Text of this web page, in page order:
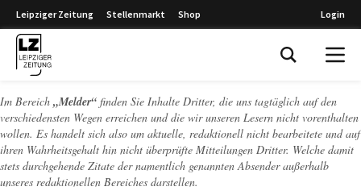
Leipziger Zeitung Stellenmarkt Shop Login
Im Bereich „Melder“ finden Sie Inhalte Dritter, die uns tagtäglich auf den
verschiedensten Wegen erreichen und die wir unseren Lesern nicht vorenthalten
wollen. Es handelt sich also um aktuelle, redaktionell nicht bearbeitete und auf
ihren Wahrheitsgehalt hin nicht überprüfte Mitteilungen Dritter. Welche damit
stets durchgehende Zitate der namentlich genannten Absender außerhalb
unseres redaktionellen Bereiches darstellen.